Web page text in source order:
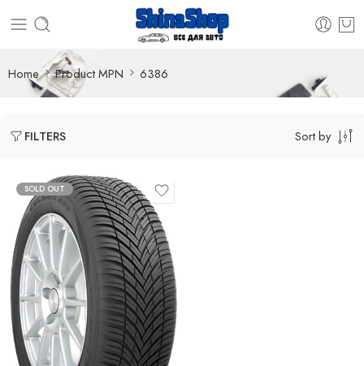
Home Product MPN 6386
FILTERS Sort by
SOLD OUT